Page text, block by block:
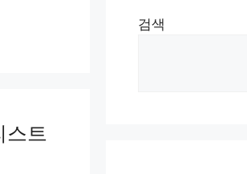
스트
검색